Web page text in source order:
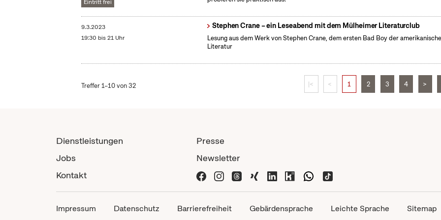
Eintritt frei
9.3.2023
19:30 bis 21 Uhr
Stephen Crane – ein Leseabend mit dem Mülheimer Literaturclub
Lesung aus dem Werk von Stephen Crane, dem ersten Bad Boy der
Literatur
Treffer 1–10 von 32 |< < 1 2 3 4 >
Dienstleistungen
Jobs
Kontakt
Presse
Newsletter
Impressum Datenschutz Barrierefreiheit Gebärdensprache Leichte Sprache Sitemap